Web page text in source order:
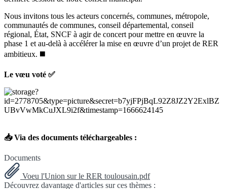
Nous invitons tous les acteurs concernés, communes, métropole,
communautés de communes, conseil départemental, conseil
régional, État, SNCF à agir de concert pour mettre en œuvre la
phase 1 et au-delà à accélérer la mise en œuvre d’un projet de RER
ambitieux. ◼️
Le vœu voté ✅
📥 Via des documents téléchargeables :
Documents
Voeu l'Union sur le RER toulousain.pdf
Découvrez davantage d'articles sur ces thèmes :